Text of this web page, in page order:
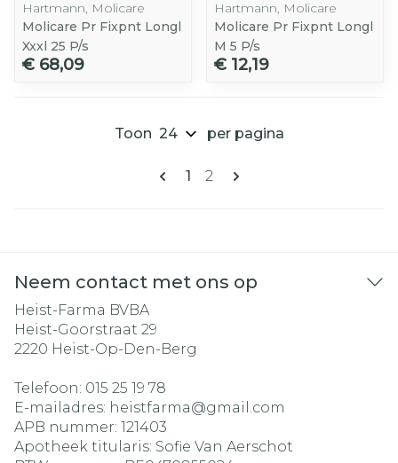
Hartmann, Molicare
Molicare Pr Fixpnt Longl
Xxxl 25 P/s
€ 68,09
Hartmann, Molicare
Molicare Pr Fixpnt Longl
M 5 P/s
€ 12,19
Pagina's
U lees momenteel pagina
1 Pagina
2
Toon per pagina
Neem contact met ons op
Heist-Farma BVBA
Heist-Goorstraat 29
2220 Heist-Op-Den-Berg
Telefoon: 015 25 19 78
E-mailadres: heistfarma@gmail.com
APB nummer: 121403
Apotheek titularis: Sofie Van Aerschot